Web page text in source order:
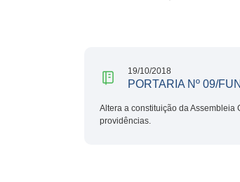
19/10/2018
PORTARIA Nº 09/
Altera a constituição da Assembleia
providências.